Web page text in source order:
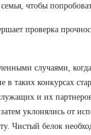
семья, чтобы
проверка
случаями,
в таких конкурсах
и их
уклонялись от
Чистый белок